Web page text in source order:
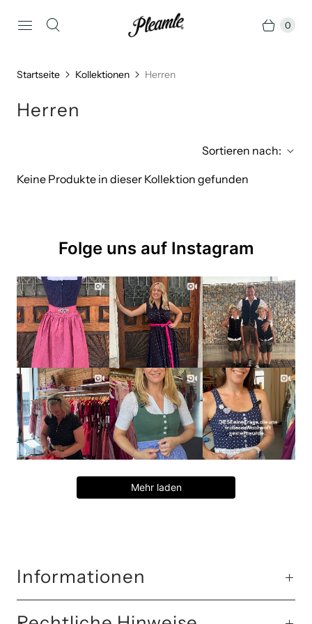
0
Startseite Kollektionen Herren
Herren
Sortieren nach:
Keine Produkte in dieser Kollektion gefunden
Folge uns auf Instagram
Mehr laden
Informationen